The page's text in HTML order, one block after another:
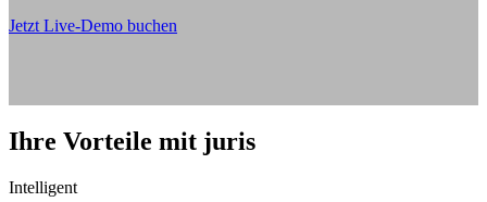
Jetzt Live-Demo buchen
Ihre Vorteile mit juris
Intelligent